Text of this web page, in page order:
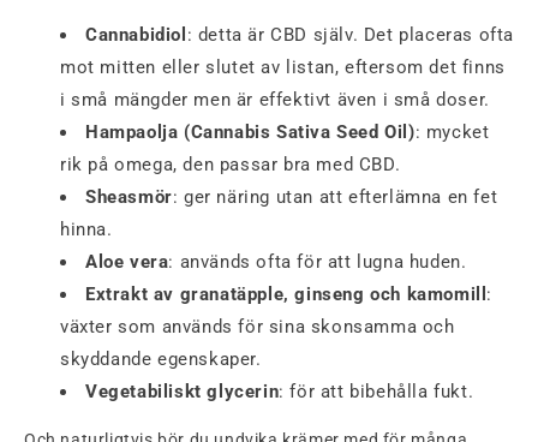
Cannabidiol : detta är CBD själv. Det placeras ofta
mot mitten eller slutet av listan, eftersom det finns
i små mängder men är effektivt även i små doser.
Hampaolja (Cannabis Sativa Seed Oil): mycket
rik på omega, den passar bra med CBD.
Sheasmör: ger näring utan att efterlämna en fet
hinna.
Aloe vera: används ofta för att lugna huden.
Extrakt av granatäpple, ginseng och kamomill :
växter som används för sina skonsamma och
skyddande egenskaper.
Vegetabiliskt glycerin: för att bibehålla fukt.